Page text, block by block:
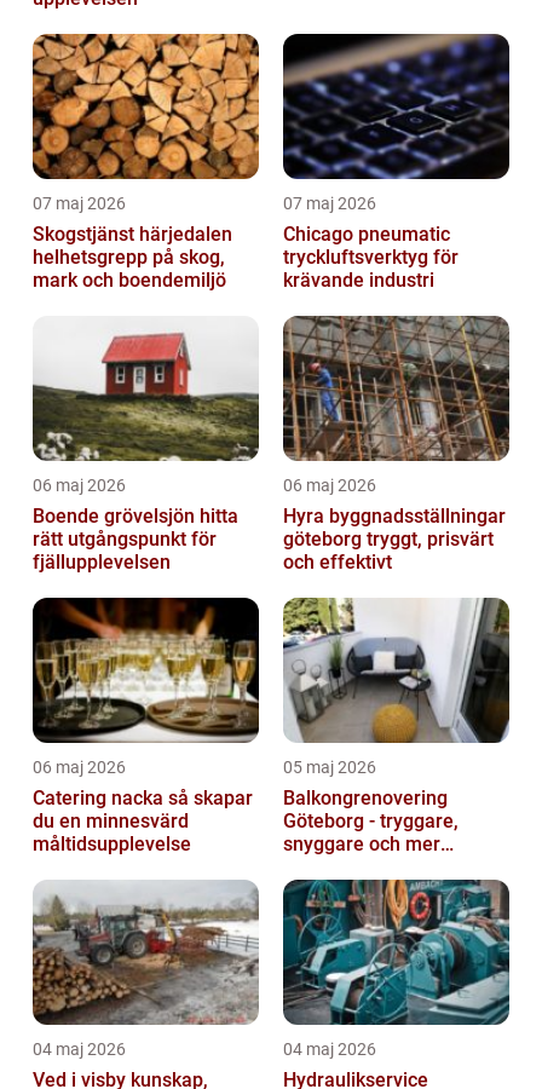
07 maj 2026
Skogstjänst härjedalen
helhetsgrepp på skog,
mark och boendemiljö
07 maj 2026
Chicago pneumatic
tryckluftsverktyg för
krävande industri
06 maj 2026
Boende grövelsjön hitta
rätt utgångspunkt för
fjällupplevelsen
06 maj 2026
Hyra byggnadsställningar
göteborg tryggt, prisvärt
och effektivt
06 maj 2026
Catering nacka så skapar
du en minnesvärd
måltidsupplevelse
05 maj 2026
Balkongrenovering
Göteborg - tryggare,
snyggare och mer
04 maj 2026
Ved i visby kunskap,
04 maj 2026
Hydraulikservice